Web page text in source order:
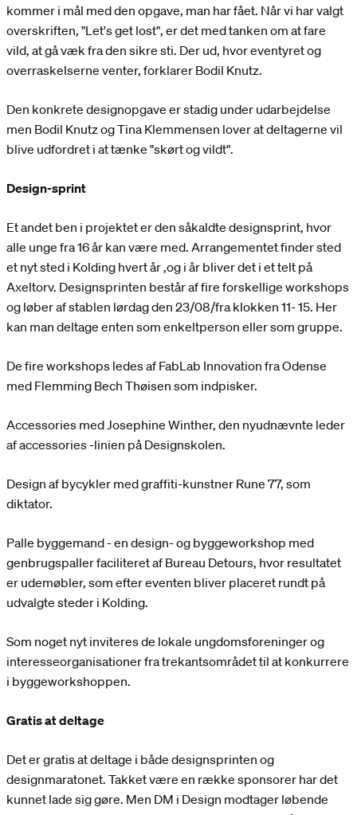
kommer i mål med den opgave, man har fået. Når vi har valgt
overskriften, "Let's get lost", er det med tanken om at fare
vild, at gå væk fra den sikre sti. Der ud, hvor eventyret og
overraskelserne venter, forklarer Bodil Knutz.
Den konkrete designopgave er stadig under udarbejdelse
men Bodil Knutz og Tina Klemmensen lover at deltagerne vil
blive udfordret i at tænke "skørt og vildt".
Design-sprint
Et andet ben i projektet er den såkaldte designsprint, hvor
alle unge fra 16 år kan være med. Arrangementet finder sted
et nyt sted i Kolding hvert år ,og i år bliver det i et telt på
Axeltorv. Designsprinten består af fire forskellige workshops
og løber af stablen lørdag den 23/08/fra klokken 11- 15. Her
kan man deltage enten som enkeltperson eller som gruppe.
De fire workshops ledes af FabLab Innovation fra Odense
med Flemming Bech Thøisen som indpisker.
Accessories med Josephine Winther, den nyudnævnte leder
af accessories -linien på Designskolen.
Design af bycykler med graffiti-kunstner Rune 77, som
diktator.
Palle byggemand - en design- og byggeworkshop med
genbrugspaller faciliteret af Bureau Detours, hvor resultatet
er udemøbler, som efter eventen bliver placeret rundt på
udvalgte steder i Kolding.
Som noget nyt inviteres de lokale ungdomsforeninger og
interesseorganisationer fra trekantsområdet til at konkurrere
i byggeworkshoppen.
Gratis at deltage
Det er gratis at deltage i både designsprinten og
designmaratonet. Takket være en række sponsorer har det
kunnet lade sig gøre. Men DM i Design modtager løbende